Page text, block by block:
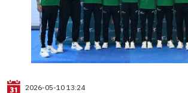
2026-05-10 13:24